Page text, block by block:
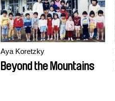
Aya Koretzky
Beyond the Mountains